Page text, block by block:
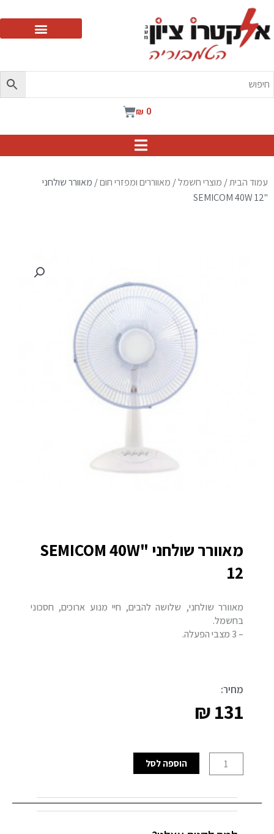
₪ 0
עגלת
עמוד הבית/ מוצרי חשמל/ מאווררים ומפזרי חום/ מאוורר שולחני
"SEMICOM 40W 12
מאוורר שולחני "SEMICOM 40W
12
מאוורר שולחני, שלושה להבים, חיי מנוע ארוכים, חסכוני
בחשמל.
– 3 מצבי הפעלה.
מחיר:
₪131
של
שולחני
הוספה לסל